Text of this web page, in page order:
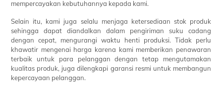
mempercayakan kebutuhannya kepada kami.
Selain itu, kami juga selalu menjaga ketersediaan stok produk
sehingga dapat diandalkan dalam pengiriman suku cadang
dengan cepat, mengurangi waktu henti produksi. Tidak perlu
khawatir mengenai harga karena kami memberikan penawaran
terbaik untuk para pelanggan dengan tetap mengutamakan
kualitas produk, juga dilengkapi garansi resmi untuk membangun
kepercayaan pelanggan.